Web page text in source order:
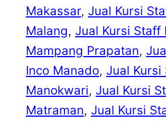
Makassar, Jual Kursi
Malang, Jual Kursi Staff
Mampang Prapatan,
Inco Manado, Jual Kursi
Manokwari, Jual Kursi
Matraman, Jual Kursi